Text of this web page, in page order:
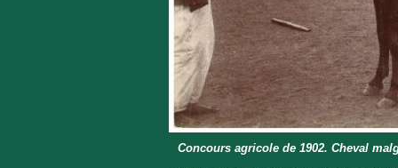
Concours agricole de 1902. Cheval